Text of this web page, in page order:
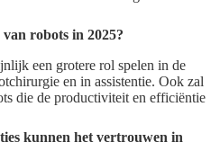
robots in 2025?
een grotere rol spelen in de
en in assistentie. Ook zal
die de productiviteit en efficiëntie
kunnen het vertrouwen in